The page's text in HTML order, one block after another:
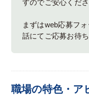
すのでご安心くださ
まずはweb応募フ
話にてご応募お待
職場の特色・ア